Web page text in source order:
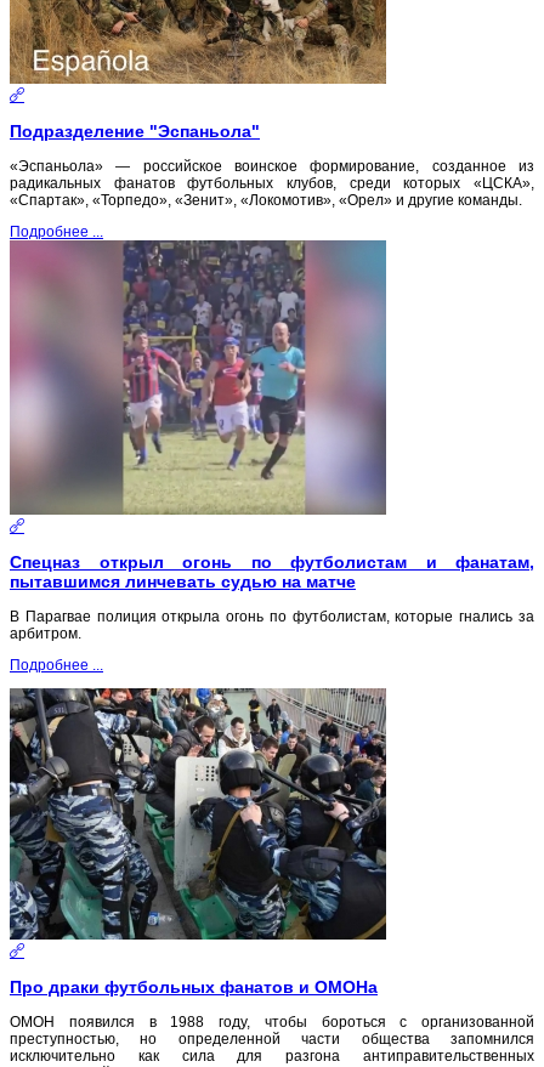
Подразделение "Эспаньола"
«Эспаньола» — российское воинское формирование, созданное из
радикальных фанатов футбольных клубов, среди которых «ЦСКА»,
«Спартак», «Торпедо», «Зенит», «Локомотив», «Орел» и другие команды.
Подробнее ...
Спецназ открыл огонь по футболистам и фанатам,
пытавшимся линчевать судью на матче
В Парагвае полиция открыла огонь по футболистам, которые гнались за
арбитром.
Подробнее ...
Про драки футбольных фанатов и ОМОНа
ОМОН появился в 1988 году, чтобы бороться с организованной
преступностью, но определенной части общества запомнился
исключительно как сила для разгона антиправительственных